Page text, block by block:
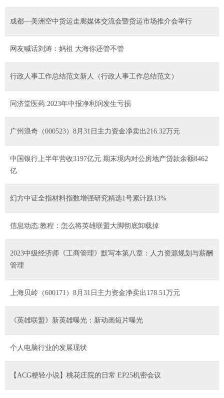
成都—美洲空中货运走廊媒体交流会暨货运市场推介会举行
网友喊话刘涛：妈祖 大海你还管不管
行政人事工作总结范文新人（行政人事工作总结范文）
同济堂医药:2023年中报净利润发生亏损
广州浪奇（000523）8月31日主力资金净卖出216.32万元
中国银行上半年营收3197亿元 期末境内对公房地产贷款余额8462
亿
幻方中证全指材料指数增强研究精选1号累计跌13%
信息动态:教程：怎么将英雄联盟大脚彻底卸载掉
2023中级经济师《工商管理》默写本第八章：人力资源规划与薪酬
管理
上海贝岭（600171）8月31日主力资金净卖出178.51万元
《英雄联盟》新英雄曝光：新动画短片曝光
个人电脑行业的发展现状
【ACG梗轻小说】桃花庄院的日常 EP25机密会议